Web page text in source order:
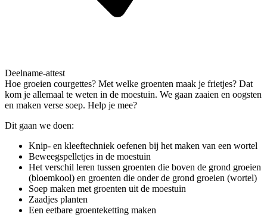
Deelname-attest
Hoe groeien courgettes? Met welke groenten maak je frietjes? Dat
kom je allemaal te weten in de moestuin. We gaan zaaien en oogsten
en maken verse soep. Help je mee?
Dit gaan we doen:
Knip- en kleeftechniek oefenen bij het maken van een wortel
Beweegspelletjes in de moestuin
Het verschil leren tussen groenten die boven de grond groeien
(bloemkool) en groenten die onder de grond groeien (wortel)
Soep maken met groenten uit de moestuin
Zaadjes planten
Een eetbare groenteketting maken